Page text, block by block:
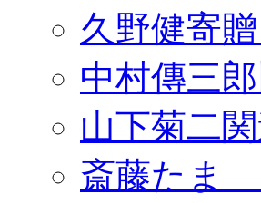
久野健寄
中村傳三
山下菊二
斎藤たま